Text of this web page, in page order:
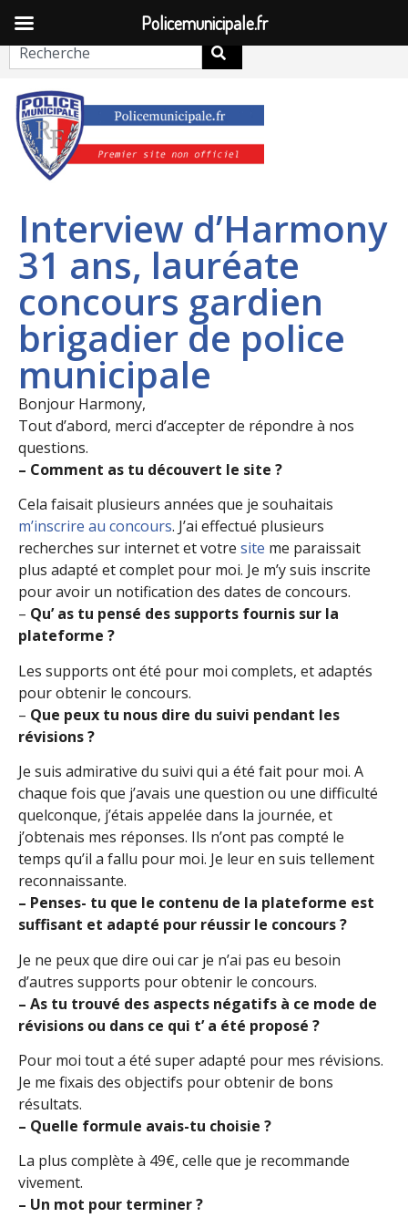
Fri 7 August 2026
Interview d’Harmony
31 ans, lauréate
concours gardien
brigadier de police
municipale
Bonjour Harmony,
Tout d’abord, merci d’accepter de répondre à nos
questions.
– Comment as tu découvert le site ?
Cela faisait plusieurs années que je souhaitais
m’inscrire au concours. J’ai effectué plusieurs
recherches sur internet et votre site me paraissait
plus adapté et complet pour moi. Je m’y suis inscrite
pour avoir un notification des dates de concours.
– Qu’ as tu pensé des supports fournis sur la
plateforme ?
Les supports ont été pour moi complets, et adaptés
pour obtenir le concours.
– Que peux tu nous dire du suivi pendant les
révisions ?
Je suis admirative du suivi qui a été fait pour moi. A
chaque fois que j’avais une question ou une difficulté
quelconque, j’étais appelée dans la journée, et
j’obtenais mes réponses. Ils n’ont pas compté le
temps qu’il a fallu pour moi. Je leur en suis tellement
reconnaissante.
– Penses- tu que le contenu de la plateforme est
suffisant et adapté pour réussir le concours ?
Je ne peux que dire oui car je n’ai pas eu besoin
d’autres supports pour obtenir le concours.
– As tu trouvé des aspects négatifs à ce mode de
révisions ou dans ce qui t’ a été proposé ?
Pour moi tout a été super adapté pour mes révisions.
Je me fixais des objectifs pour obtenir de bons
résultats.
– Quelle formule avais-tu choisie ?
La plus complète à 49€, celle que je recommande
vivement.
– Un mot pour terminer ?
Policemunicipale.fr